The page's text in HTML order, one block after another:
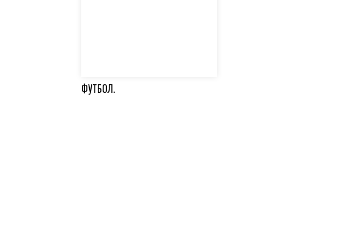
ФУТБОЛ.